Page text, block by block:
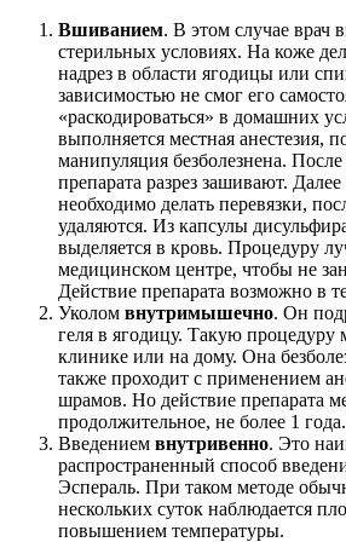
Вшиванием. В этом случае врач
стерильных условиях. На коже
надрез в области ягодицы или
зависимостью не смог его
«раскодироваться» в домашних
выполняется местная анестезия,
манипуляция безболезнена.
препарата разрез зашивают.
необходимо делать перевязки,
удаляются. Из капсулы
выделяется в кровь. Процедуру
медицинском центре, чтобы не
Действие препарата возможно в
Уколом внутримышечно. Он
геля в ягодицу. Такую
клинике или на дому. Она
также проходит с применением
шрамов. Но действие препарата
продолжительное, не более 1 года.
Введением внутривенно. Это
распространенный способ
Эспераль. При таком методе
нескольких суток наблюдается
повышением температуры.